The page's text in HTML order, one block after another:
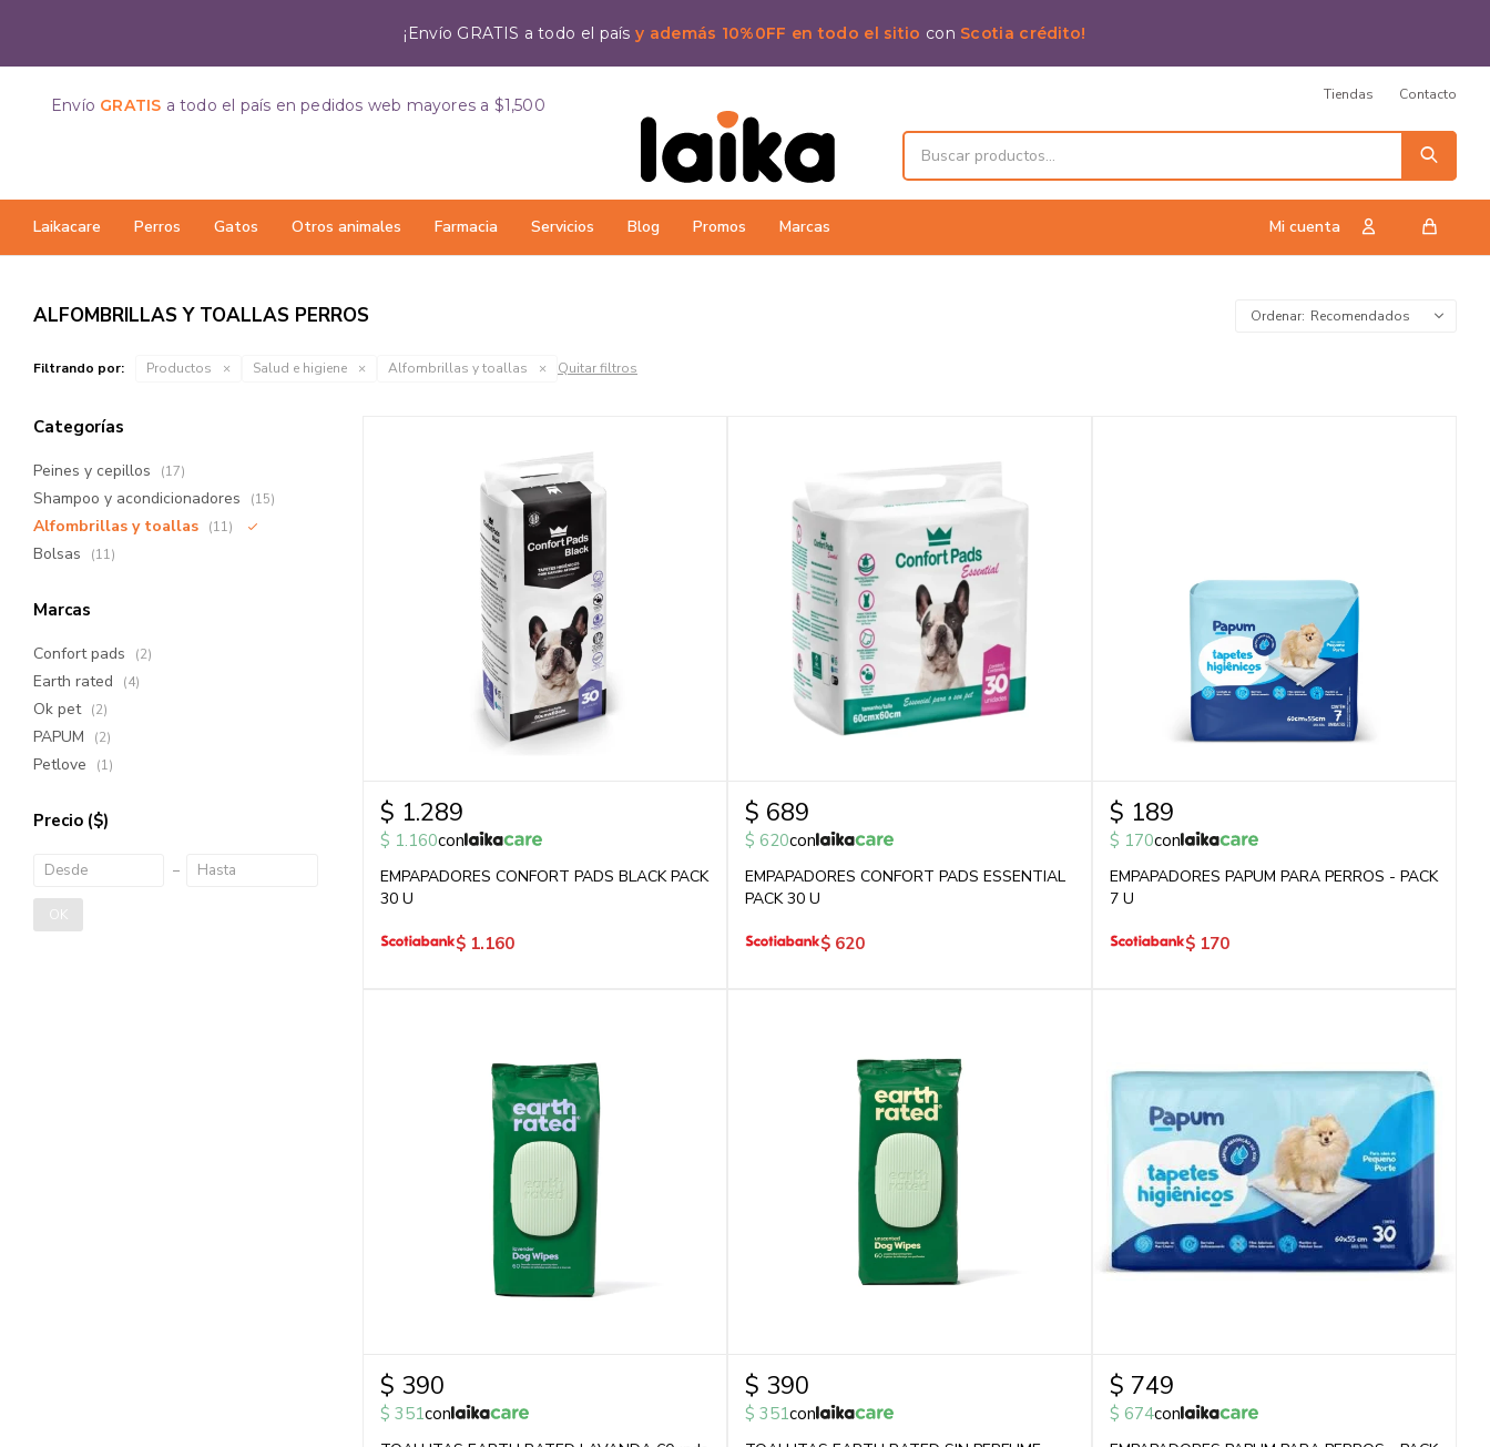
¡Envío GRATIS a todo el paísy además 10%0FF en todo el sitio con Scotia crédito!
Laikacare Perros Gatos Otros animales Farmacia Servicios Blog Promos Marcas
Envío GRATIS a todo el país en pedidos web mayores a $1,500
Tiendas Contacto
ALFOMBRILLAS Y TOALLAS PERROS Recomendados
Filtrando por: Productos Salud e higiene Alfombrillas y toallas Quitar filtros
$ 1.289
$ 1.160con
EMPAPADORES CONFORT PADS BLACK PACK
30 U
$ 1.160
$ 689
$ 620con
EMPAPADORES CONFORT PADS ESSENTIAL
PACK 30 U
$ 620
$ 189
$ 170con
EMPAPADORES PAPUM PARA PERROS - PACK
7 U
$ 170
$ 390
$ 351con
$ 390
$ 351con
$ 749
$ 674con
Categorías
Peines y cepillos (17)
Shampoo y acondicionadores (15)
Alfombrillas y toallas (11)
Bolsas (11)
Marcas
Confort pads (2)
Earth rated (4)
Ok pet (2)
PAPUM (2)
Petlove (1)
Precio ($)
OK